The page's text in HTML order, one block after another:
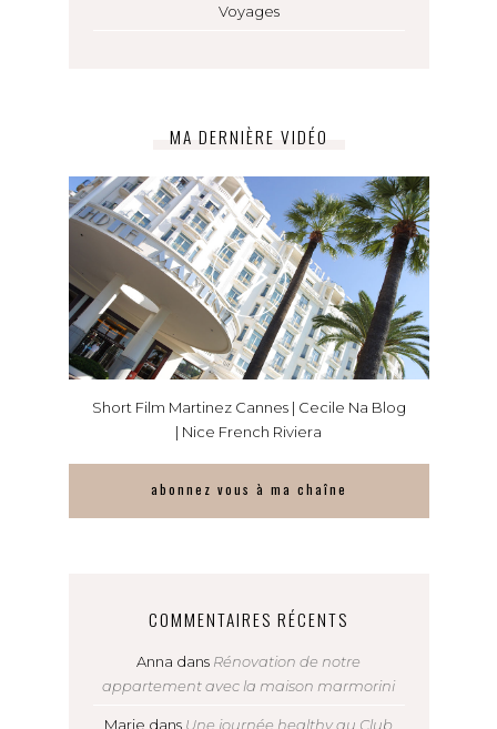
Voyages
MA DERNIÈRE VIDÉO
Short Film Martinez Cannes | Cecile Na Blog
| Nice French Riviera
abonnez vous à ma chaîne
COMMENTAIRES RÉCENTS
Anna dans Rénovation de notre
appartement avec la maison marmorini
Marie dans Une journée healthy au Club